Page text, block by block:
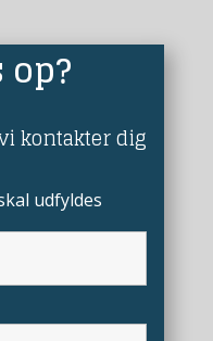
kontakter dig
udfyldes